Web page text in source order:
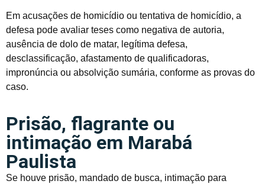
Em acusações de homicídio ou tentativa de homicídio, a
defesa pode avaliar teses como negativa de autoria,
ausência de dolo de matar, legítima defesa,
desclassificação, afastamento de qualificadoras,
impronúncia ou absolvição sumária, conforme as provas do
caso.
Prisão, flagrante ou
intimação em Marabá
Paulista
Se houve prisão, mandado de busca, intimação para